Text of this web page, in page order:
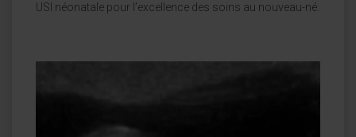
USI néonatale pour l’excellence des soins au nouveau-né.